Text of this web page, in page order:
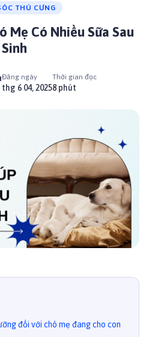
THÚ CƯNG
Mẹ Có Nhiều Sữa Sau
Sinh
Đăng ngày
thg 6 04, 2025
Thời gian đọc
8 phút
đối với chó mẹ đang cho con